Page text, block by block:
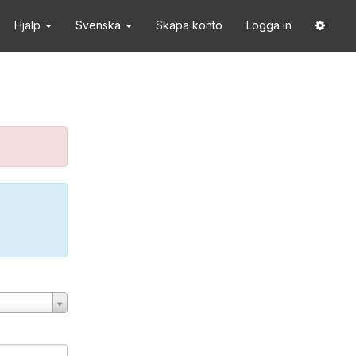
Hjälp Svenska Skapa konto Logga in